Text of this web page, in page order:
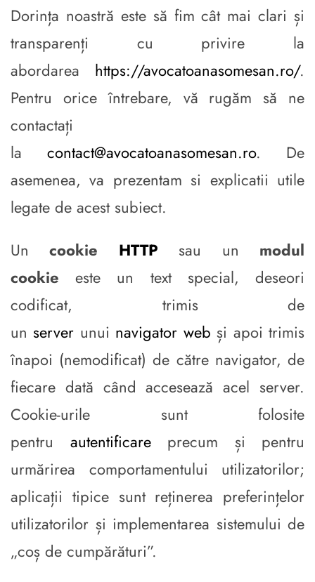
Dorința noastră este să fim cât mai clari și
transparenți cu privire la
abordarea https://avocatoanasomesan.ro/.
Pentru orice întrebare, vă rugăm să ne
contactați
la contact@avocatoanasomesan.ro. De
asemenea, va prezentam si explicatii utile
legate de acest subiect.
Uncookie HTTP sau un modul
cookie este un text special, deseori
codificat, trimis de
un server unui navigator web și apoi trimis
înapoi (nemodificat) de către navigator, de
fiecare dată când accesează acel server.
Cookie-urile sunt folosite
pentru autentificareprecum și pentru
urmărirea comportamentului utilizatorilor;
aplicații tipice sunt reținerea preferințelor
utilizatorilor și implementarea sistemului de
„coș de cumpărături”.